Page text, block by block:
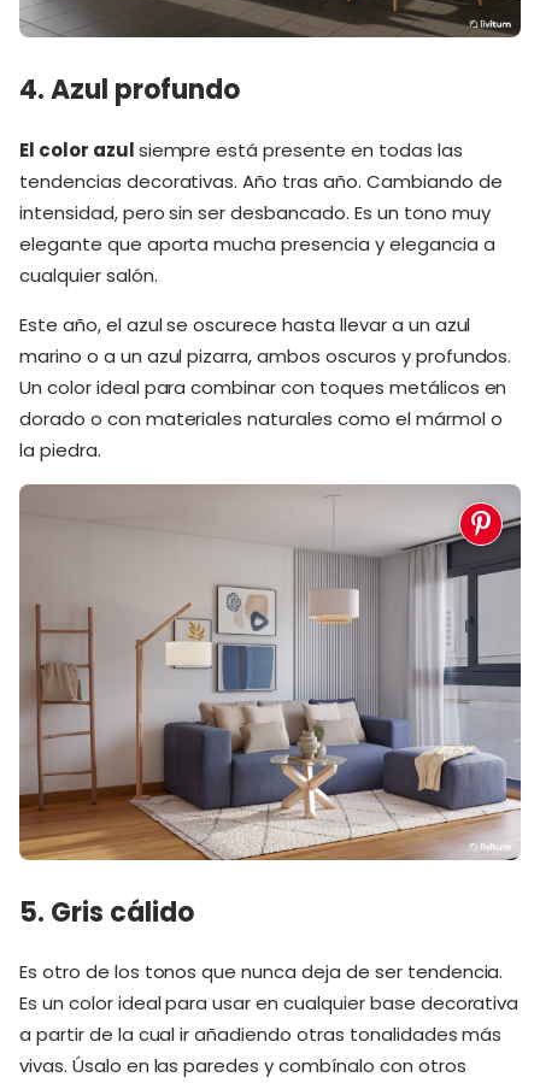
4. Azul profundo
El color azulsiempre está presente en todas las
tendencias decorativas. Año tras año. Cambiando de
intensidad, pero sin ser desbancado. Es un tono muy
elegante que aporta mucha presencia y elegancia a
cualquier salón.
Este año, el azul se oscurece hasta llevar a un azul
marino o a un azul pizarra, ambos oscuros y profundos.
Un color ideal para combinar con toques metálicos en
dorado o con materiales naturales como el mármol o
la piedra.
5. Gris cálido
Es otro de los tonos que nunca deja de ser tendencia.
Es un color ideal para usar en cualquier base decorativa
a partir de la cual ir añadiendo otras tonalidades más
vivas. Úsalo en las paredes y combínalo con otros